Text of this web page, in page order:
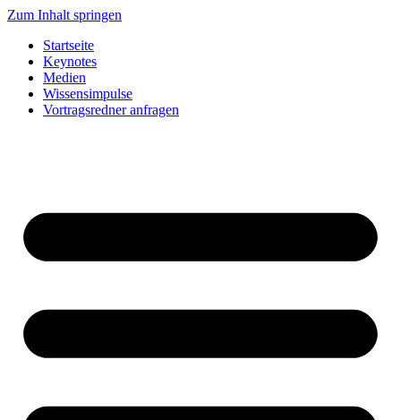
Zum Inhalt springen
Startseite
Keynotes
Medien
Wissensimpulse
Vortragsredner anfragen